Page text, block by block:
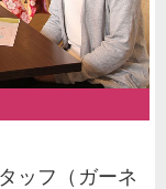
ッフ（ガーネ